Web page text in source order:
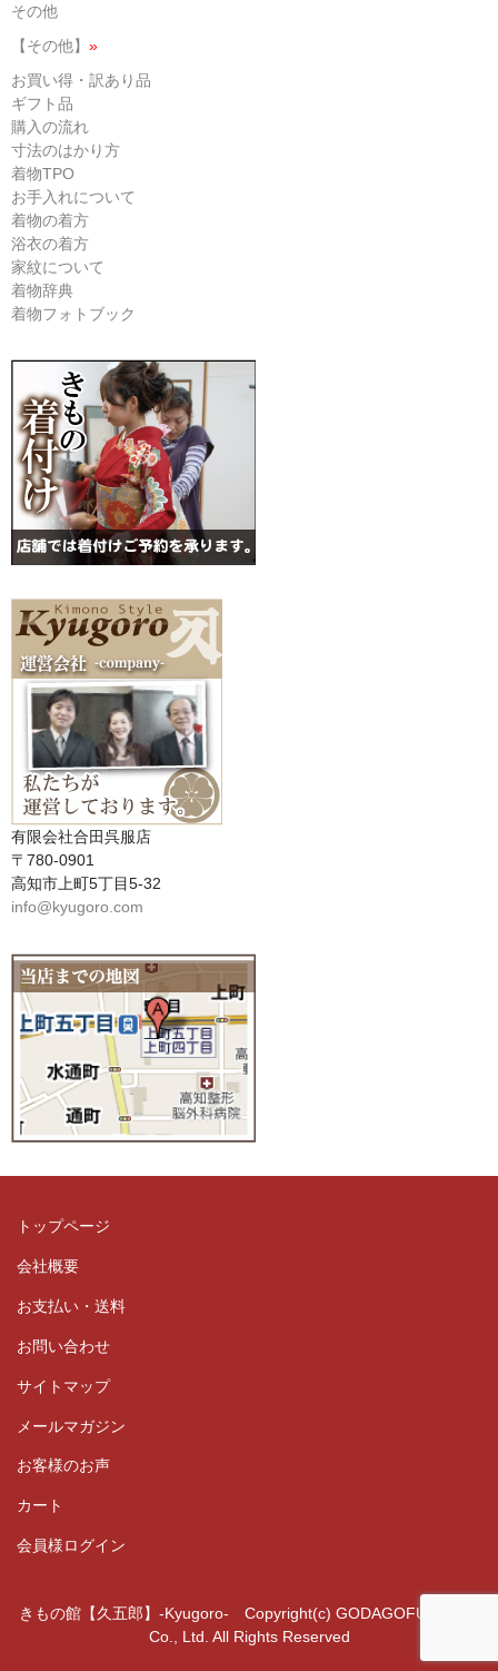
その他
【その他】 »
お買い得・訳あり品
ギフト品
購入の流れ
寸法のはかり方
着物TPO
お手入れについて
着物の着方
浴衣の着方
家紋について
着物辞典
着物フォトブック
有限会社合田呉服店
〒780-0901
高知市上町5丁目5-32
info@kyugoro.com
トップページ
会社概要
お支払い・送料
お問い合わせ
サイトマップ
メールマガジン
お客様のお声
カート
会員様ログイン
きもの館【久五郎】-Kyugoro- Copyright(c) GODAGOFUKUTEN
Co., Ltd. All Rights Reserved